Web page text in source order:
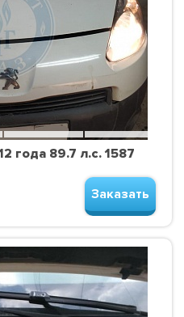
года 89.7 л.с. 1587
Заказать